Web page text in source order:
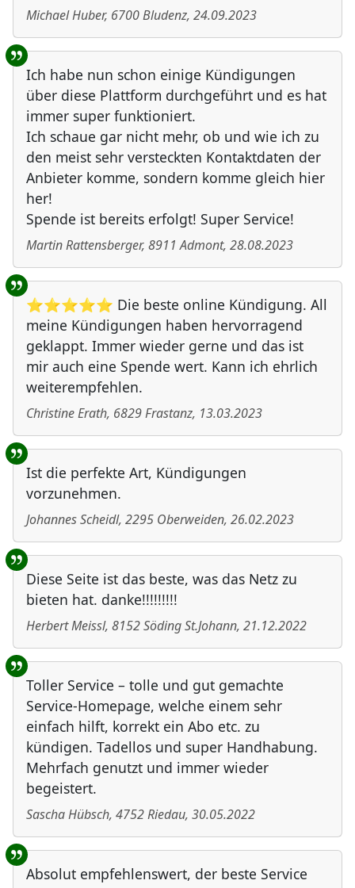
Michael Huber, 6700Bludenz, 24.09.2023
Ich habe nun schon einige Kündigungen
über diese Plattform durchgeführt und es hat
immer super funktioniert.
Ich schaue gar nicht mehr, ob und wie ich zu
den meist sehr versteckten Kontaktdaten der
Anbieter komme, sondern komme gleich hier
her!
Spende ist bereits erfolgt! Super Service!
Martin Rattensberger, 8911 Admont, 28.08.2023
⭐⭐⭐⭐⭐ Die beste online Kündigung. All
meine Kündigungen haben hervorragend
geklappt. Immer wieder gerne und das ist
mir auch eine Spende wert. Kann ich ehrlich
weiterempfehlen.
Christine Erath, 6829Frastanz, 13.03.2023
Ist die perfekte Art, Kündigungen
vorzunehmen.
Johannes Scheidl, 2295 Oberweiden, 26.02.2023
Diese Seite ist das beste, was das Netz zu
bieten hat. danke!!!!!!!!!
Herbert Meissl, 8152Söding St.Johann, 21.12.2022
Toller Service – tolle und gut gemachte
Service-Homepage, welche einem sehr
einfach hilft, korrekt ein Abo etc. zu
kündigen. Tadellos und super Handhabung.
Mehrfach genutzt und immer wieder
begeistert.
Sascha Hübsch, 4752Riedau, 30.05.2022
Absolut empfehlenswert, der beste Service